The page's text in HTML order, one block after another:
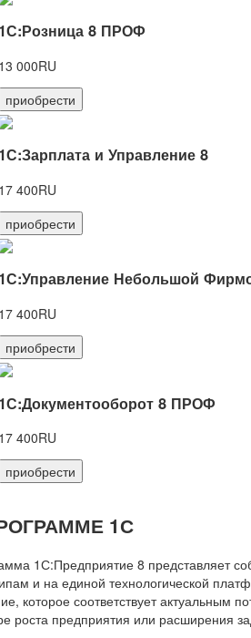
1С:Розница 8 ПРОФ
13 000RU
приобрести
1С:Зарплата и Управление 8
17 400RU
приобрести
1С:Управление Небольшой
17 400RU
приобрести
1С:Документооборот 8 ПРОФ
17 400RU
приобрести
1С
1С:Предприятие 8 представляет
и на единой технологической
которое соответствует актуальным
роста предприятия или расширения